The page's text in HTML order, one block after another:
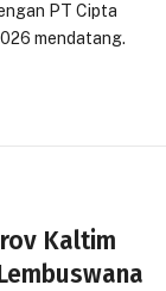
PT Cipta
mendatang.
Kaltim